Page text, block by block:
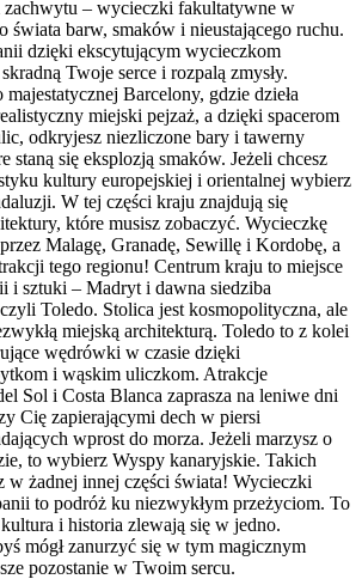
– wycieczki fakultatywne w
świata barw, smaków i nieustającego ruchu.
dzięki ekscytującym wycieczkom
Twoje serce i rozpalą zmysły.
Barcelony, gdzie dzieła
miejski pejzaż, a dzięki spacerom
odkryjesz niezliczone bary i tawerny
staną się eksplozją smaków. Jeżeli chcesz
kultury europejskiej i orientalnej wybierz
W tej części kraju znajdują się
które musisz zobaczyć. Wycieczkę
Malagę, Granadę, Sewillę i Kordobę, a
tego regionu! Centrum kraju to miejsce
i sztuki – Madryt i dawna siedziba
Toledo. Stolica jest kosmopolityczna, ale
miejską architekturą. Toledo to z kolei
wędrówki w czasie dzięki
i wąskim uliczkom. Atrakcje
Sol i Costa Blanca zaprasza na leniwe dni
Cię zapierającymi dech w piersi
wprost do morza. Jeżeli marzysz o
to wybierz Wyspy kanaryjskie. Takich
w żadnej innej części świata! Wycieczki
to podróż ku niezwykłym przeżyciom. To
i historia zlewają się w jedno.
mógł zanurzyć się w tym magicznym
pozostanie w Twoim sercu.